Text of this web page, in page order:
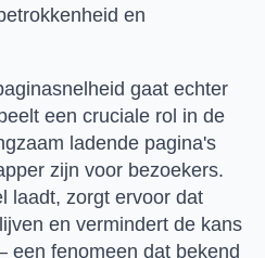
en
gaat echter
een cruciale rol in de
ladende pagina's
zijn voor bezoekers.
laadt, zorgt ervoor dat
en vermindert de kans
een fenomeen dat bekend